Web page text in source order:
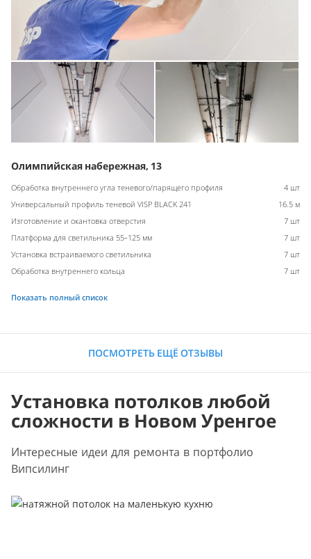
Олимпийская набережная, 13
Обработка внутреннего угла теневого/парящего профиля
4 шт
Универсальный профиль теневой VISP BLACK 241
16.5 м
Изготовление и окантовка отверстия
7 шт
Платформа для светильника 55-125 мм
7 шт
Установка встраиваемого светильника
7 шт
Обработка внутреннего кольца
7 шт
Показать полный список
ПОСМОТРЕТЬ ЕЩЁ ОТЗЫВЫ
Установка потолков любой
сложности в Новом Уренгое
Интересные идеи для ремонта в портфолио
Випсилинг